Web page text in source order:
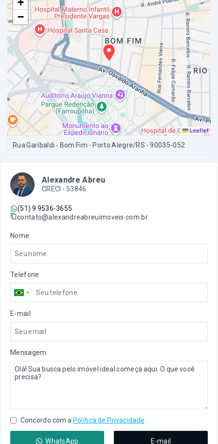
−
Leaflet
Rua Garibaldi - Bom Fim - Porto Alegre/RS - 90035-052
Alexandre Abreu
CRECI - 53846
(51) 9 9536-3655
contato@alexandreabreuimoveis.com.br
Nome
Telefone
E-mail
Mensagem
Concordo com a Política de Privacidade
WhatsApp E-mail